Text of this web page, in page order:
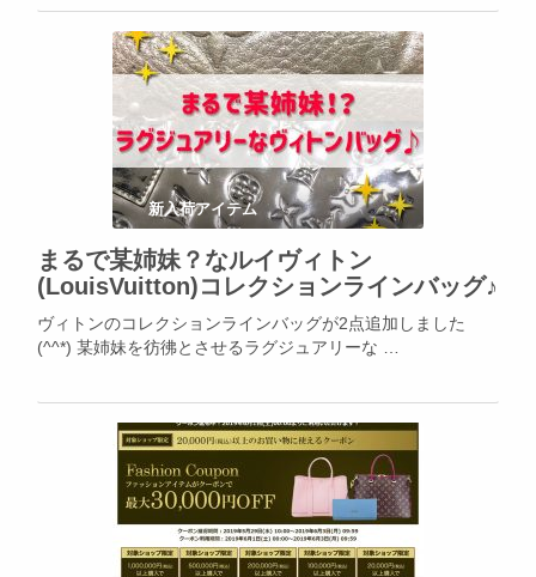
新入荷アイテム
まるで某姉妹？なルイヴィトン
(LouisVuitton)コレクションラインバッグ♪
ヴィトンのコレクションラインバッグが2点追加しました
(^^*) 某姉妹を彷彿とさせるラグジュアリーな …